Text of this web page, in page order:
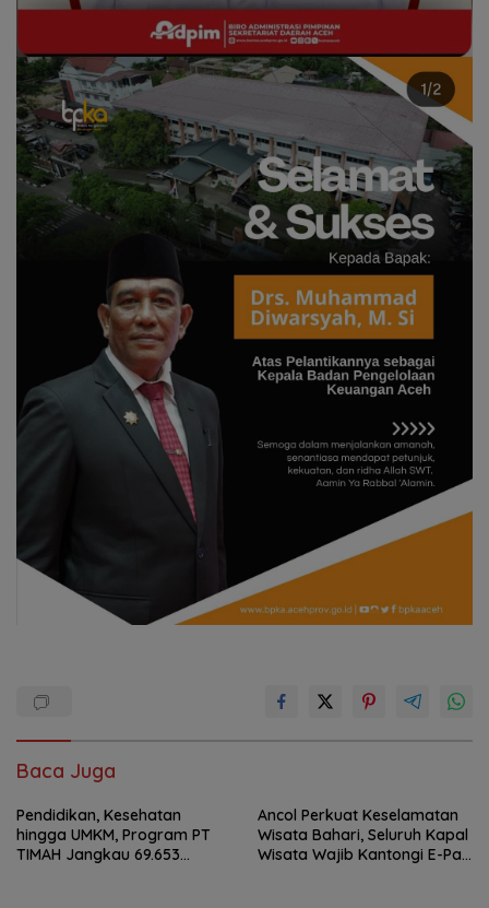
Baca Juga
Pendidikan, Kesehatan
hingga UMKM, Program PT
TIMAH Jangkau 69.653
Ancol Perkuat Keselamatan
Wisata Bahari, Seluruh Kapal
Wisata Wajib Kantongi E-Pas